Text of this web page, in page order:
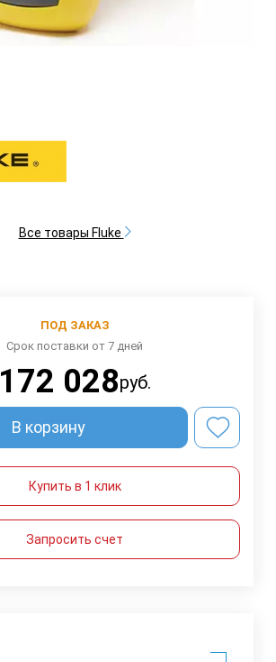
Все товары Fluke
ПОД ЗАКАЗ
Срок поставки от 7 дней
172 028руб.
В корзину
Купить в 1 клик
Запросить счет